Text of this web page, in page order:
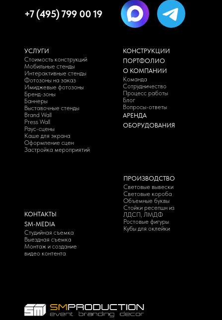
+7 (495) 799 00 19
ПРОИЗВОДСТВО
Световые вывески
Световые короба
Объемные буквы
Стойки ресепшн из
ЛДСП, ЛМДФ
Ростовые фигуры
Кубы для оклейки
КОНТАКТЫ
SM-MEDIA
Студийная съемка
Выездная съемка
Монтаж и создание
видео контента
КОНСТРУКЦИИ
ПОРТФОЛИО
О КОМПАНИИ
Команда
Сотрудничество
Процесс работы
Блог
Вопросы-ответы
АРЕНДА
ОБОРУДОВАНИЯ
УСЛУГИ
Стоимость конструкций
Мобильные стенды
Интерактивные стенды
Фотозоны на заказ
Имиджевые фотозоны
Бренд-зоны
Баннеры
Выставочные стенды
Brand Wall
Press Wall
Раус-сцены
Каше для экрана
Оформление сцен
Застройка мероприятий